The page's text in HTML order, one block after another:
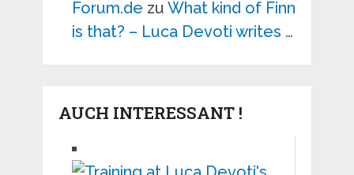
Forum.de zu What kind of Finn
is that? – Luca Devoti writes …
AUCH INTERESSANT !